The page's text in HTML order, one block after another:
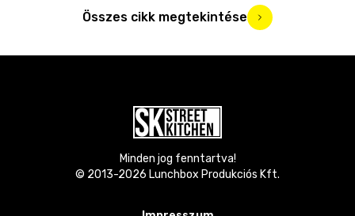
Összes cikk megtekintése
Minden jog fenntartva!
© 2013-2026 Lunchbox Produkciós Kft.